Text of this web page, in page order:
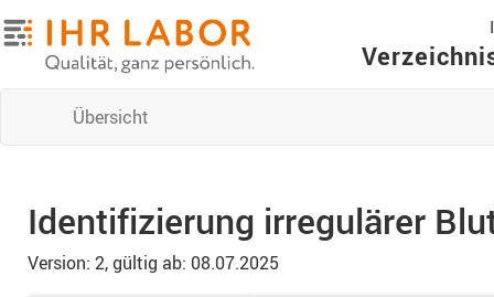
Übersicht
Identifizierung irregulärer
Version: 2,gültig ab: 08.07.2025